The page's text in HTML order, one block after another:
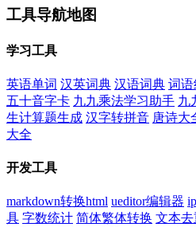
工具导航地图
学习工具
英语单词 汉英词典 汉语词典 词语
五十音字卡 九九乘法学习助手 九
生计算题生成 汉字转拼音 唐诗大
大全
开发工具
markdown转换html ueditor编辑器
具 字数统计 简体繁体转换 文本去